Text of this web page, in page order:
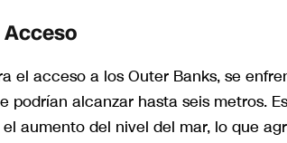
el acceso a los Outer Banks, se
podrían alcanzar hasta seis metros.
aumento del nivel del mar, lo que